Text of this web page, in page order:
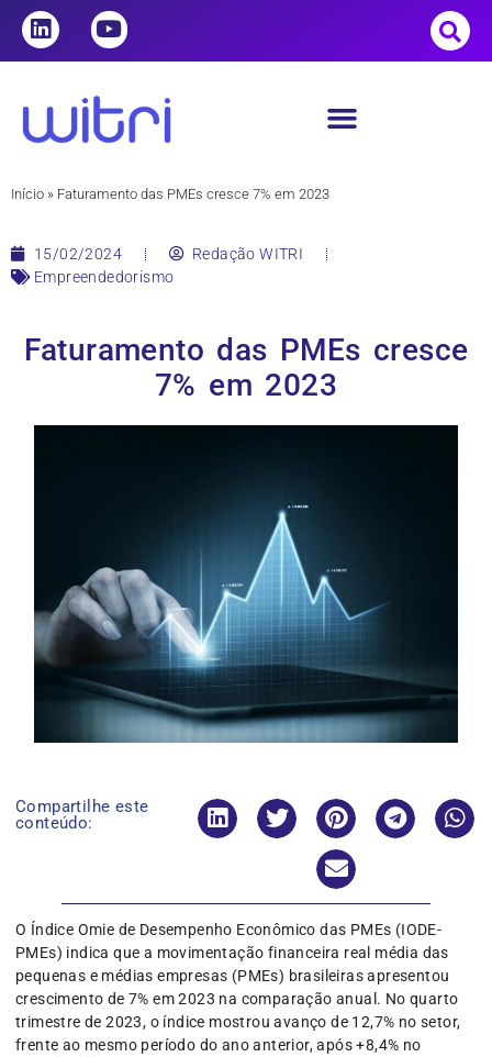
Início » Faturamento das PMEs cresce 7% em 2023
15/02/2024
Redação WITRI
Empreendedorismo
Faturamento das PMEs cresce
7% em 2023
Compartilhe este
conteúdo:
O Índice Omie de Desempenho Econômico das PMEs (IODE-
PMEs) indica que a movimentação financeira real média das
pequenas e médias empresas (PMEs) brasileiras apresentou
crescimento de 7% em 2023 na comparação anual. No quarto
trimestre de 2023, o índice mostrou avanço de 12,7% no setor,
frente ao mesmo período do ano anterior, após +8,4% no